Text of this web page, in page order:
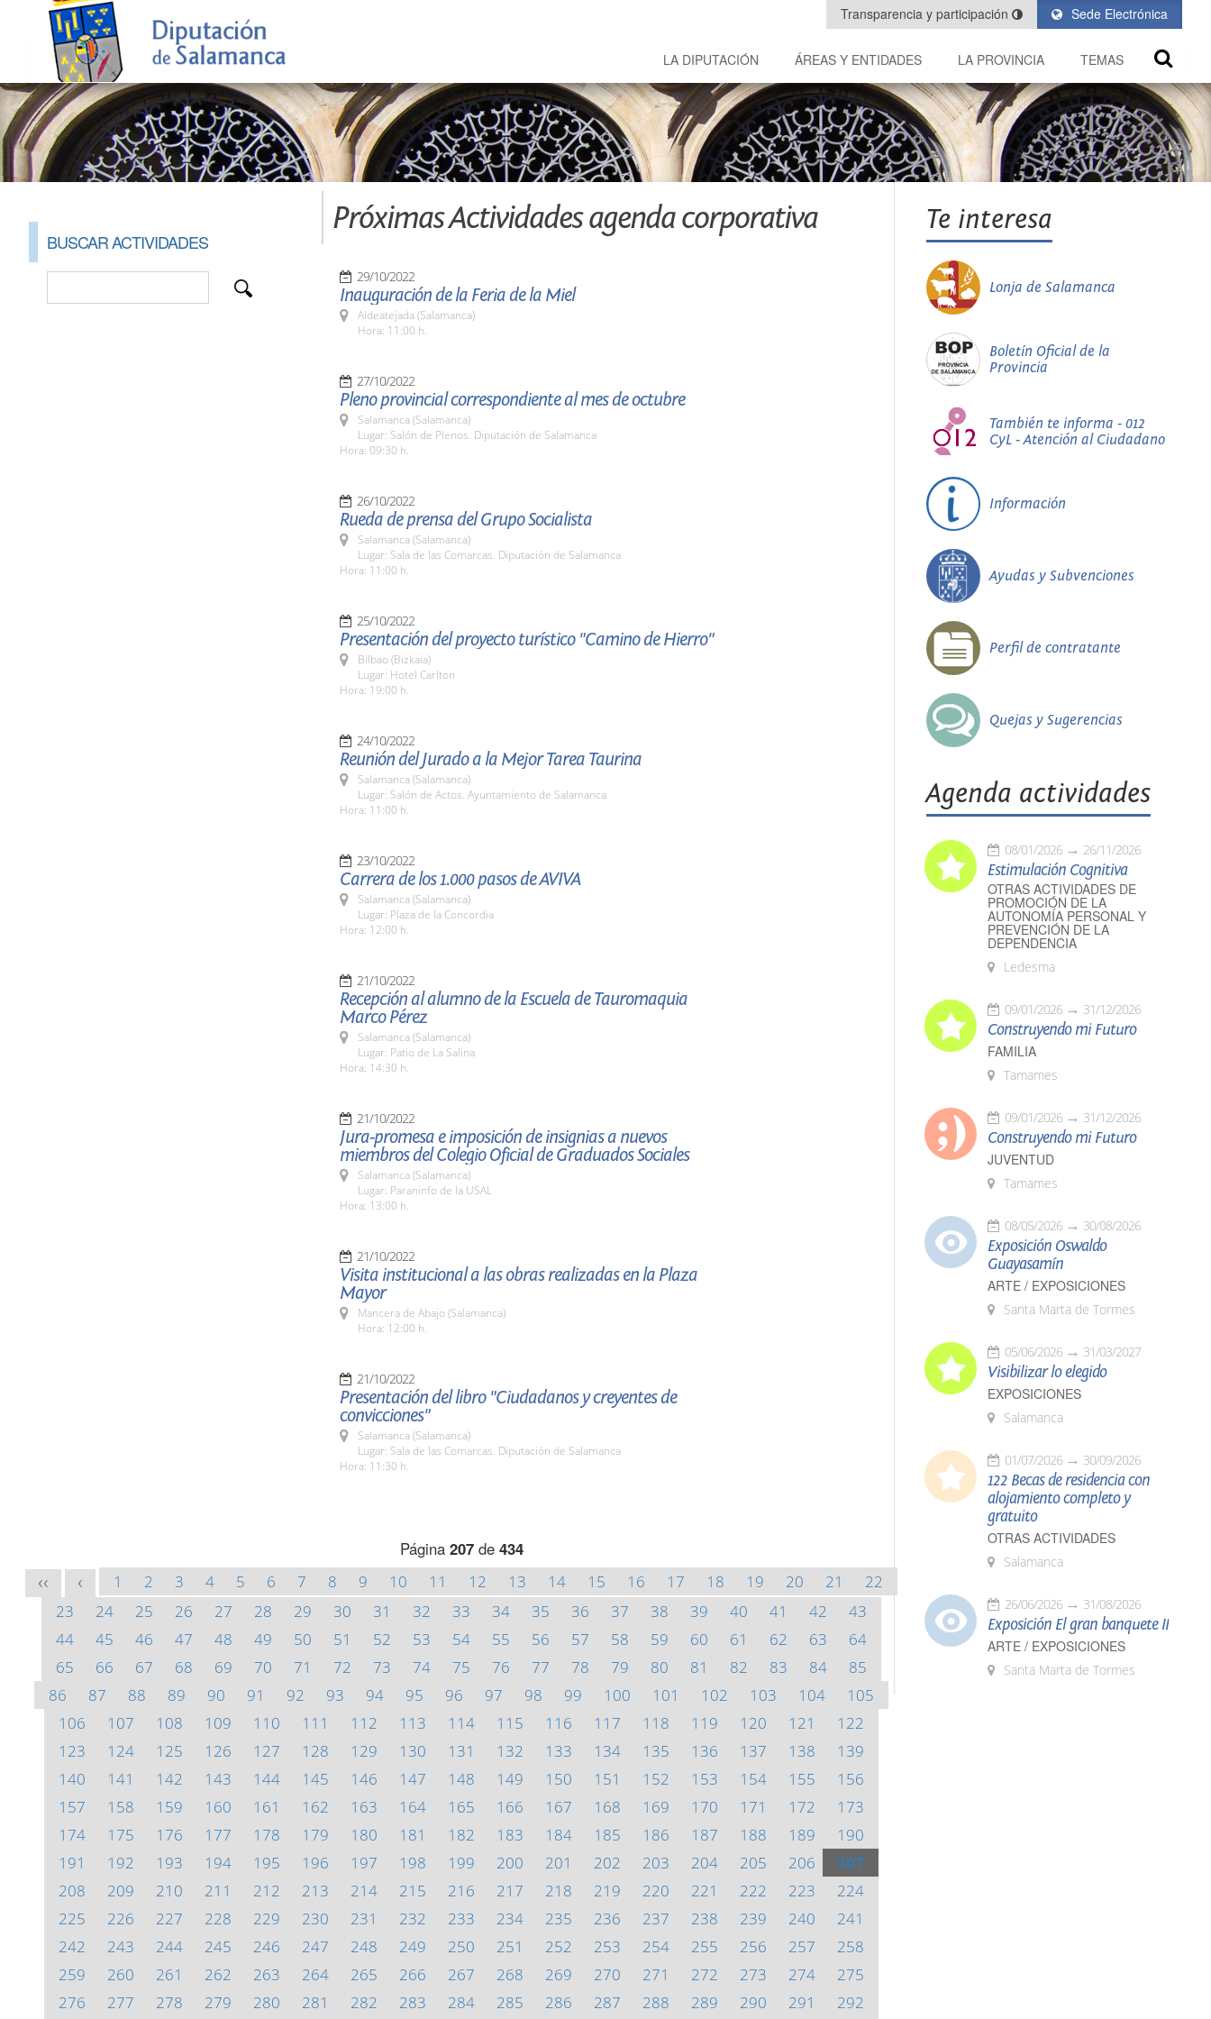
Sede Electrónica
Transparencia y participación
LA DIPUTACIÓN ÁREAS Y ENTIDADES LA PROVINCIA TEMAS
BUSCAR ACTIVIDADES
Próximas Actividades agenda corporativa
29/10/2022
Inauguración de la Feria de la Miel
Aldeatejada (Salamanca)
Hora: 11:00 h.
27/10/2022
Pleno provincial correspondiente al mes de octubre
Salamanca (Salamanca)
Lugar: Salón de Plenos. Diputación de Salamanca
Hora: 09:30 h.
26/10/2022
Rueda de prensa del Grupo Socialista
Salamanca (Salamanca)
Lugar: Sala de las Comarcas. Diputación de Salamanca
Hora: 11:00 h.
25/10/2022
Presentación del proyecto turístico "Camino de Hierro"
Bilbao (Bizkaia)
Lugar: Hotel Carlton
Hora: 19:00 h.
24/10/2022
Reunión del Jurado a la Mejor Tarea Taurina
Salamanca (Salamanca)
Lugar: Salón de Actos. Ayuntamiento de Salamanca
Hora: 11:00 h.
23/10/2022
Carrera de los 1.000 pasos de AVIVA
Salamanca (Salamanca)
Lugar: Plaza de la Concordia
Hora: 12:00 h.
21/10/2022
Recepción al alumno de la Escuela de Tauromaquia
Marco Pérez
Salamanca (Salamanca)
Lugar: Patio de La Salina
Hora: 14:30 h.
21/10/2022
Jura-promesa e imposición de insignias a nuevos
miembros del Colegio Oficial de Graduados Sociales
Salamanca (Salamanca)
Lugar: Paraninfo de la USAL
Hora: 13:00 h.
21/10/2022
Visita institucional a las obras realizadas en la Plaza
Mayor
Mancera de Abajo (Salamanca)
Hora: 12:00 h.
21/10/2022
Presentación del libro "Ciudadanos y creyentes de
convicciones"
Salamanca (Salamanca)
Lugar: Sala de las Comarcas. Diputación de Salamanca
Hora: 11:30 h.
Página 207de 434
<< < 1 2 3 4 5 6 7 8 9 10 11 12 13 14 15 16 17 18 19 20 21
22
23
24 25 26 27 28 29 30 31 32 33 34 35 36 37 38 39 40 41 42
43
44
45 46 47 48 49 50 51 52 53 54 55 56 57 58 59 60 61 62 63
64
65
66 67 68 69 70 71 72 73 74 75 76 77 78 79 80 81 82 83 84
85
86
87 88 89 90 91 92 93 94 95 96 97 98 99 100 101 102 103 104
105
106
107 108 109 110 111 112 113 114 115 116 117 118 119 120 121
122
123
124 125 126 127 128 129 130 131 132 133 134 135 136 137 138
139
140
141 142 143 144 145 146 147 148 149 150 151 152 153 154 155
156
157
158 159 160 161 162 163 164 165 166 167 168 169 170 171 172
173
174
175 176 177 178 179 180 181 182 183 184 185 186 187 188 189
190
191
192 193 194 195 196 197 198 199 200 201 202 203 204 205 206
207
208
209 210 211 212 213 214 215 216 217 218 219 220 221 222 223
224
225
226 227 228 229 230 231 232 233 234 235 236 237 238 239 240
241
242
243 244 245 246 247 248 249 250 251 252 253 254 255 256 257
258
259
260 261 262 263 264 265 266 267 268 269 270 271 272 273 274
275
276
277 278 279 280 281 282 283 284 285 286 287 288 289 290 291 292
Te interesa
Lonja de Salamanca
Boletín Oficial de la
Provincia
También te informa - 012
CyL - Atención al Ciudadano
Información
Ayudas y Subvenciones
Perfil de contratante
Quejas y Sugerencias
Agenda actividades
08/01/2026 26/11/2026
Estimulación Cognitiva
OTRAS ACTIVIDADES DE
PROMOCIÓN DE LA
AUTONOMÍA PERSONAL Y
PREVENCIÓN DE LA
DEPENDENCIA
Ledesma
09/01/2026 31/12/2026
Construyendo mi Futuro
FAMILIA
Tamames
09/01/2026 31/12/2026
Construyendo mi Futuro
JUVENTUD
Tamames
08/05/2026 30/08/2026
Exposición Oswaldo
Guayasamín
ARTE / EXPOSICIONES
Santa Marta de Tormes
05/06/2026 31/03/2027
Visibilizar lo elegido
EXPOSICIONES
Salamanca
01/07/2026 30/09/2026
122 Becas de residencia con
alojamiento completo y
gratuito
OTRAS ACTIVIDADES
Salamanca
26/06/2026 31/08/2026
Exposición El gran banquete II
ARTE / EXPOSICIONES
Santa Marta de Tormes